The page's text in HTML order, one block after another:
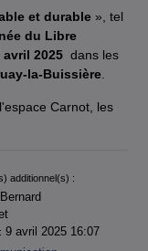
et durable », tel
du Libre
2025 dans les
la-Buissière.
Carnot, les
additionnel(s) :
9 avril 2025 16:07